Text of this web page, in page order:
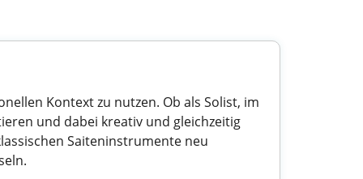
Kontext zu nutzen. Ob als Solist, im
und dabei kreativ und gleichzeitig
Saiteninstrumente neu